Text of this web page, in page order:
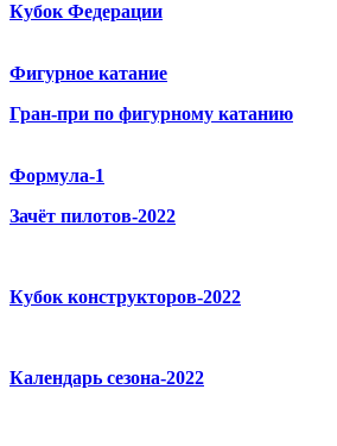
Кубок Федерации
Фигурное катание
Гран-при по фигурному катанию
Формула-1
Зачёт пилотов-2022
Кубок конструкторов-2022
Календарь сезона-2022